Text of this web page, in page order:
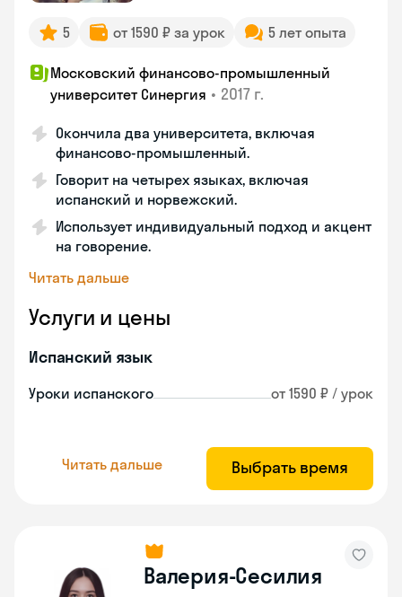
5 от 1590 ₽ за урок 5 лет опыта
Московский финансово-промышленный
университет Синергия • 2017 г.
Окончила два университета, включая
финансово-промышленный.
Говорит на четырех языках, включая
испанский и норвежский.
Использует индивидуальный подход и акцент
на говорение.
Читать дальше
Услуги и цены
Испанский язык
Уроки испанского от 1590 ₽ / урок
Читать дальше Выбрать время
Валерия-Сесилия